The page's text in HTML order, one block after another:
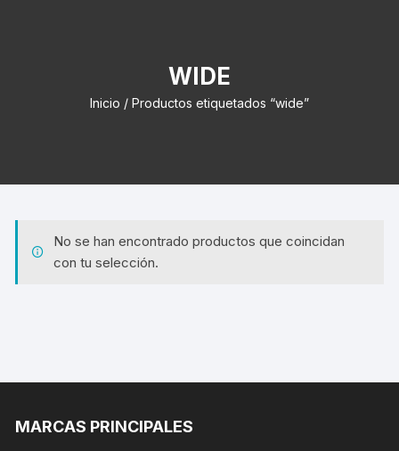
WIDE
Inicio / Productos etiquetados “wide”
No se han encontrado productos que coincidan
con tu selección.
MARCAS PRINCIPALES